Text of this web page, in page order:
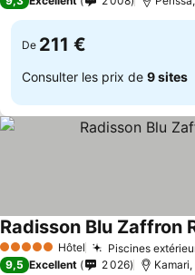
De 211 €
Consulter les prix de 9 sites
5 Étoiles Hôtel Piscines
Radisson Blu Zaffron
9,5 Excellent 2 026